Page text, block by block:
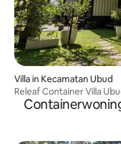
Villa in Kecamatan Ubud
Releaf Container Villa